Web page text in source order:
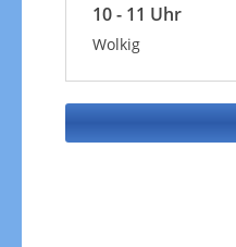
10 - 11 Uhr
Wolkig